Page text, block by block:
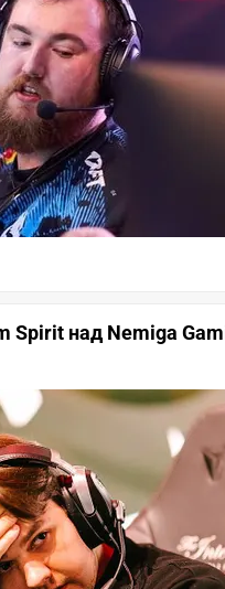
Spirit над Nemiga